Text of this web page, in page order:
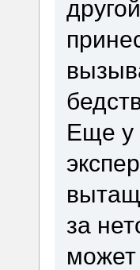
Еще у
за
может